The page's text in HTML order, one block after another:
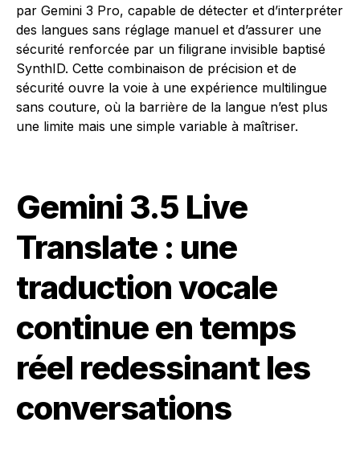
par Gemini 3 Pro, capable de détecter et d’interpréter
des langues sans réglage manuel et d’assurer une
sécurité renforcée par un filigrane invisible baptisé
SynthID. Cette combinaison de précision et de
sécurité ouvre la voie à une expérience multilingue
sans couture, où la barrière de la langue n’est plus
une limite mais une simple variable à maîtriser.
Gemini 3.5 Live
Translate : une
traduction vocale
continue en temps
réel redessinant les
conversations